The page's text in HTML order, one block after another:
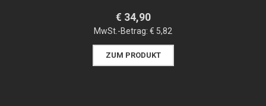
€ 34,90
MwSt.-Betrag: € 5,82
ZUM PRODUKT